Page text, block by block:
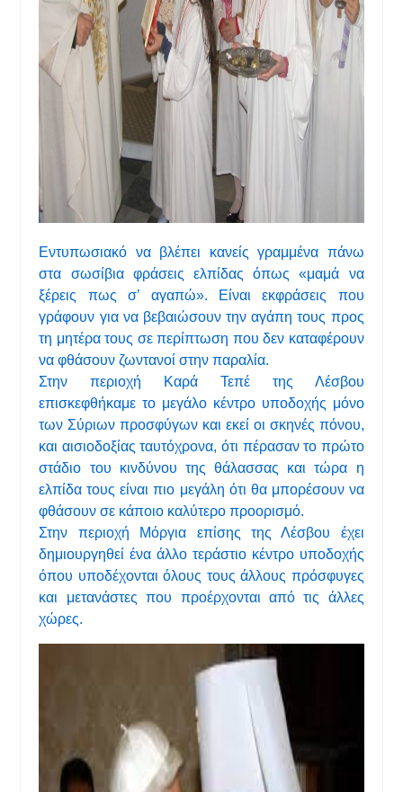
Εντυπωσιακό να βλέπει κανείς γραμμένα πάνω
στα σωσίβια φράσεις ελπίδας όπως «μαμά να
ξέρεις πως σ’ αγαπώ». Είναι εκφράσεις που
γράφουν για να βεβαιώσουν την αγάπη τους προς
τη μητέρα τους σε περίπτωση που δεν καταφέρουν
να φθάσουν ζωντανοί στην παραλία.
Στην περιοχή Καρά Τεπέ της Λέσβου
επισκεφθήκαμε το μεγάλο κέντρο υποδοχής μόνο
των Σύριων προσφύγων και εκεί οι σκηνές πόνου,
και αισιοδοξίας ταυτόχρονα, ότι πέρασαν το πρώτο
στάδιο του κινδύνου της θάλασσας και τώρα η
ελπίδα τους είναι πιο μεγάλη ότι θα μπορέσουν να
φθάσουν σε κάποιο καλύτερο προορισμό.
Στην περιοχή Μόργια επίσης της Λέσβου έχει
δημιουργηθεί ένα άλλο τεράστιο κέντρο υποδοχής
όπου υποδέχονται όλους τους άλλους πρόσφυγες
και μετανάστες που προέρχονται από τις άλλες
χώρες.